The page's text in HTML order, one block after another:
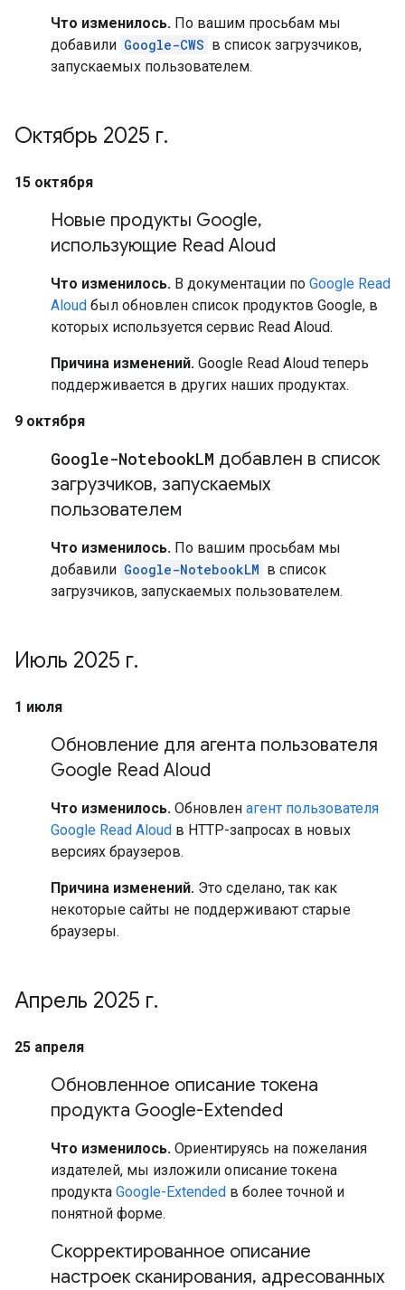
Что изменилось. По вашим просьбам мы
добавили Google-CWS в список загрузчиков,
запускаемых пользователем.
Октябрь 2025 г.
15 октября
Новые продукты Google,
использующие Read Aloud
Что изменилось. В документации по Google Read
Aloud был обновлен список продуктов Google, в
которых используется сервис Read Aloud.
Причина изменений. Google Read Aloud теперь
поддерживается в других наших продуктах.
9 октября
Google-NotebookLM добавлен в список
загрузчиков, запускаемых
пользователем
Что изменилось. По вашим просьбам мы
добавили Google-NotebookLM в список
загрузчиков, запускаемых пользователем.
Июль 2025 г.
1 июля
Обновление для агента пользователя
Google Read Aloud
Что изменилось. Обновлен агент пользователя
Google Read Aloud в HTTP-запросах в новых
версиях браузеров.
Причина изменений. Это сделано, так как
некоторые сайты не поддерживают старые
браузеры.
Апрель 2025 г.
25 апреля
Обновленное описание токена
продукта Google-Extended
Что изменилось. Ориентируясь на пожелания
издателей, мы изложили описание токена
продукта Google-Extended в более точной и
понятной форме.
Скорректированное описание
настроек сканирования, адресованных